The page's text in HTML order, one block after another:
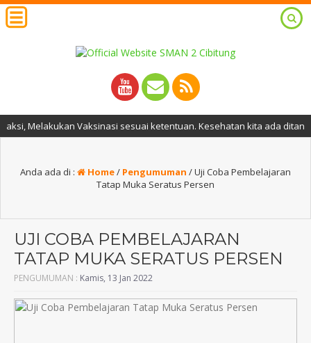
Vaksinasi sesuai ketentuan. Kesehatan kita ada ditangan kita.
Anda ada di : Home/ Pengumuman /Uji Coba Pembelajaran
Tatap Muka Seratus Persen
UJI COBA PEMBELAJARAN
TATAP MUKA SERATUS PERSEN
PENGUMUMAN : Kamis, 13 Jan 2022